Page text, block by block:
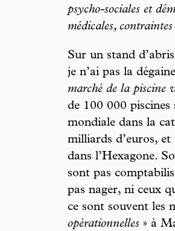
psycho-sociales et
médicales,
Sur un stand
je n’ai pas la
marché de la piscine
de 100 000 piscines
mondiale dans la
milliards d’euros,
dans l’Hexagone.
sont pas
pas nager, ni ceux
ce sont souvent les
opérationnelles » à